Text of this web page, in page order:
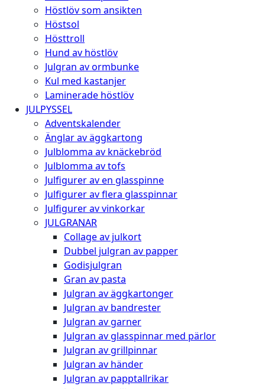
Höstlöv som ansikten
Höstsol
Hösttroll
Hund av höstlöv
Julgran av ormbunke
Kul med kastanjer
Laminerade höstlöv
JULPYSSEL
Adventskalender
Änglar av äggkartong
Julblomma av knäckebröd
Julblomma av tofs
Julfigurer av en glasspinne
Julfigurer av flera glasspinnar
Julfigurer av vinkorkar
JULGRANAR
Collage av julkort
Dubbel julgran av papper
Godisjulgran
Gran av pasta
Julgran av äggkartonger
Julgran av bandrester
Julgran av garner
Julgran av glasspinnar med pärlor
Julgran av grillpinnar
Julgran av händer
Julgran av papptallrikar